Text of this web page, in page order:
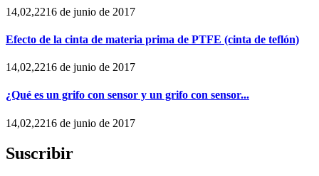
14,02,2216 de junio de 2017
Efecto de la cinta de materia prima de PTFE (cinta de teflón)
14,02,2216 de junio de 2017
¿Qué es un grifo con sensor y un grifo con sensor...
14,02,2216 de junio de 2017
Suscribir